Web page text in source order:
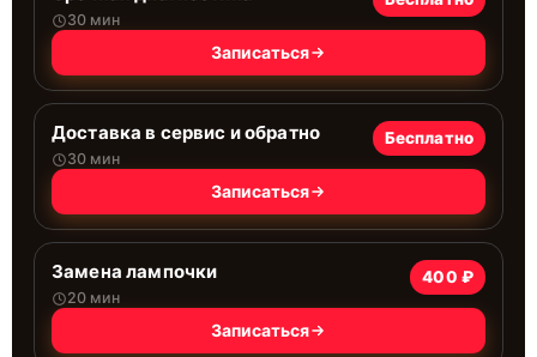
30 мин
Записаться
Доставка в сервис и обратно
30 мин
Бесплатно
Записаться
Замена лампочки
20 мин
400 ₽
Записаться